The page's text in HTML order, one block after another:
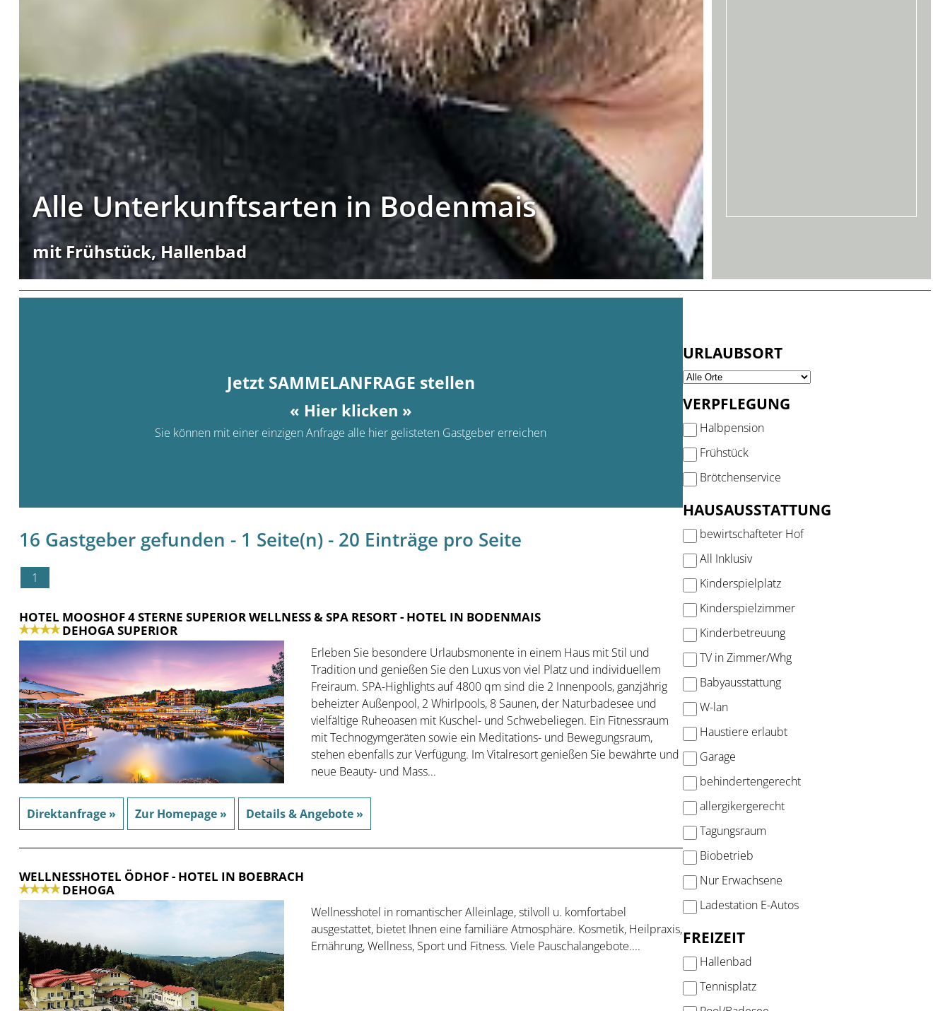
Alle Unterkunftsarten in Bodenmais
mit Frühstück, Hallenbad
Jetzt SAMMELANFRAGE stellen
« Hier klicken »
Sie können mit einer einzigen Anfrage alle hier gelisteten Gastgeber erreichen
16 Gastgeber gefunden - 1 Seite(n) - 20 Einträge pro Seite
1
HOTEL MOOSHOF 4 STERNE SUPERIOR WELLNESS & SPA RESORT- HOTEL IN BODENMAIS
DEHOGA SUPERIOR
Erleben Sie besondere Urlaubsmonente in einem Haus mit Stil und
Tradition und genießen Sie den Luxus von viel Platz und individuellem
Freiraum. SPA-Highlights auf 4800 qm sind die 2 Innenpools, ganzjährig
beheizter Außenpool, 2 Whirlpools, 8 Saunen, der Naturbadesee und
vielfältige Ruheoasen mit Kuschel- und Schwebeliegen. Ein Fitnessraum
mit Technogymgeräten sowie ein Meditations- und Bewegungsraum,
stehen ebenfalls zur Verfügung. Im Vitalresort genießen Sie bewährte und
neue Beauty- und Mass...
Direktanfrage » Zur Homepage » Details & Angebote »
WELLNESSHOTEL ÖDHOF- HOTEL IN BOEBRACH
DEHOGA
Wellnesshotel in romantischer Alleinlage, stilvoll u. komfortabel
ausgestattet, bietet Ihnen eine familiäre Atmosphäre. Kosmetik, Heilpraxis,
Ernährung, Wellness, Sport und Fitness. Viele Pauschalangebote....
URLAUBSORT
VERPFLEGUNG
Halbpension
Frühstück
Brötchenservice
HAUSAUSSTATTUNG
bewirtschafteter Hof
All Inklusiv
Kinderspielplatz
Kinderspielzimmer
Kinderbetreuung
TV in Zimmer/Whg
Babyausstattung
W-lan
Haustiere erlaubt
Garage
behindertengerecht
allergikergerecht
Tagungsraum
Biobetrieb
Nur Erwachsene
Ladestation E-Autos
FREIZEIT
Hallenbad
Tennisplatz